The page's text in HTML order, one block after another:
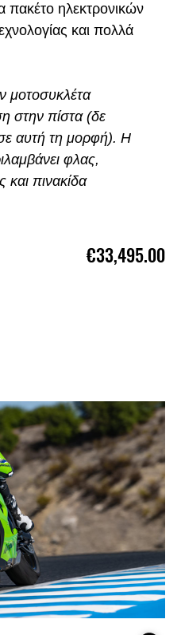
πακέτο ηλεκτρονικών
και πολλά
μοτοσυκλέτα
στην πίστα (δε
αυτή τη μορφή). Η
φλας,
και πινακίδα
€33,495.00